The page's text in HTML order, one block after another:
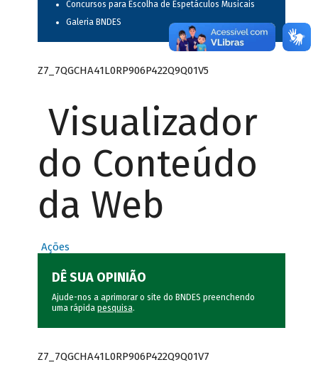
Concursos para Escolha de Espetáculos Musicais
Galeria BNDES
Z7_7QGCHA41L0RP906P422Q9Q01V5
Visualizador
do Conteúdo
da Web
Ações
DÊ SUA OPINIÃO
Ajude-nos a aprimorar o site do BNDES preenchendo
uma rápida pesquisa.
Z7_7QGCHA41L0RP906P422Q9Q01V7